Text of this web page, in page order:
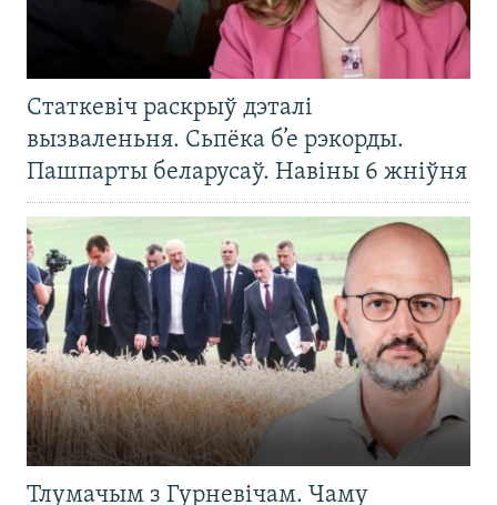
Статкевіч раскрыў дэталі
вызваленьня. Сьпёка б’е рэкорды.
Пашпарты беларусаў. Навіны 6 жніўня
Тлумачым з Гурневічам. Чаму